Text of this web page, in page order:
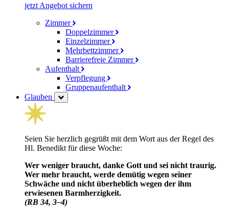
jetzt Angebot sichern
Zimmer
Doppelzimmer
Einzelzimmer
Mehrbettzimmer
Barrierefreie Zimmer
Aufenthalt
Verpflegung
Gruppenaufenthalt
Glauben
Seien Sie herzlich gegrüßt mit dem Wort aus der Regel des
Hl. Benedikt für diese Woche:
Wer weniger braucht, danke Gott und sei nicht traurig.
Wer mehr braucht, werde demütig wegen seiner
Schwäche und nicht über­heblich wegen der ihm
erwiesenen Barm­herzig­keit.
(RB 34, 3–4)